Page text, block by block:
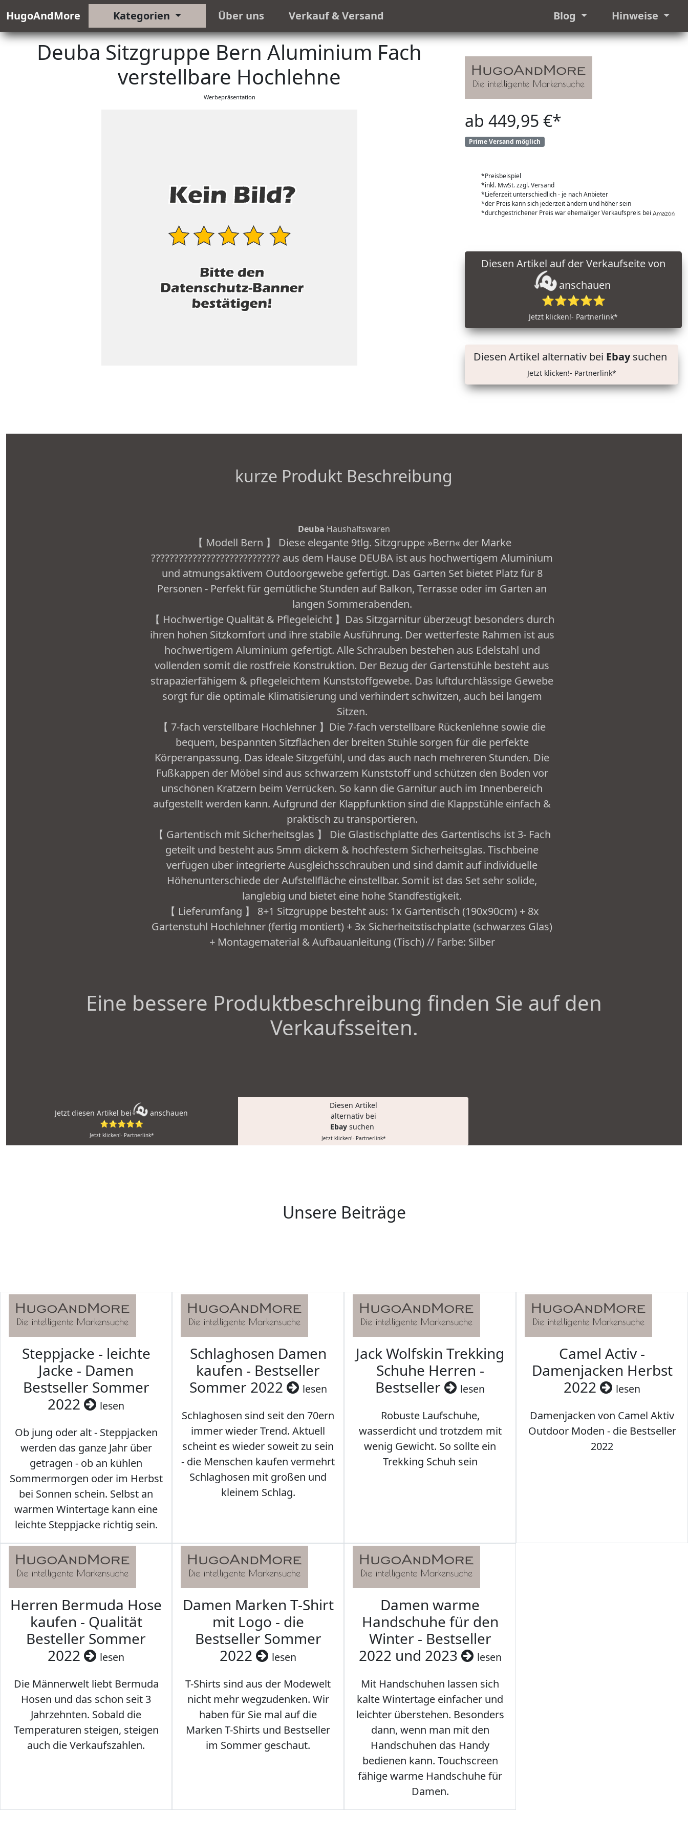
HugoAndMore Kategorien Über uns Verkauf & Versand Blog Hinweise
Deuba Sitzgruppe Bern Aluminium Fach
verstellbare Hochlehne
Werbepräsentation
ab 449,95 €*
Prime Versand möglich
*Preisbeispiel
*inkl. MwSt. zzgl. Versand
*Lieferzeit unterschiedlich - je nach Anbieter
*der Preis kann sich jederzeit ändern und höher sein
*durchgestrichener Preis war ehemaliger Verkaufspreis bei
anschauen
⭐⭐⭐⭐⭐
Jetzt klicken!- Partnerlink*
Diesen Artikel alternativ bei Ebaysuchen
Jetzt klicken!- Partnerlink*
kurze Produkt Beschreibung
Deuba Haushaltswaren
【 Modell Bern 】 Diese elegante 9tlg. Sitzgruppe »Bern« der Marke
???????????????????????????? aus dem Hause DEUBA ist aus hochwertigem Aluminium
und atmungsaktivem Outdoorgewebe gefertigt. Das Garten Set bietet Platz für 8
Personen - Perfekt für gemütliche Stunden auf Balkon, Terrasse oder im Garten an
langen Sommerabenden.
【 Hochwertige Qualität & Pflegeleicht 】Das Sitzgarnitur überzeugt besonders durch
ihren hohen Sitzkomfort und ihre stabile Ausführung. Der wetterfeste Rahmen ist aus
hochwertigem Aluminium gefertigt. Alle Schrauben bestehen aus Edelstahl und
vollenden somit die rostfreie Konstruktion. Der Bezug der Gartenstühle besteht aus
strapazierfähigem & pflegeleichtem Kunststoffgewebe. Das luftdurchlässige Gewebe
sorgt für die optimale Klimatisierung und verhindert schwitzen, auch bei langem
Sitzen.
【 7-fach verstellbare Hochlehner 】Die 7-fach verstellbare Rückenlehne sowie die
bequem, bespannten Sitzflächen der breiten Stühle sorgen für die perfekte
Körperanpassung. Das ideale Sitzgefühl, und das auch nach mehreren Stunden. Die
Fußkappen der Möbel sind aus schwarzem Kunststoff und schützen den Boden vor
unschönen Kratzern beim Verrücken. So kann die Garnitur auch im Innenbereich
aufgestellt werden kann. Aufgrund der Klappfunktion sind die Klappstühle einfach &
praktisch zu transportieren.
【 Gartentisch mit Sicherheitsglas 】 Die Glastischplatte des Gartentischs ist 3- Fach
geteilt und besteht aus 5mm dickem & hochfestem Sicherheitsglas. Tischbeine
verfügen über integrierte Ausgleichsschrauben und sind damit auf individuelle
Höhenunterschiede der Aufstellfläche einstellbar. Somit ist das Set sehr solide,
langlebig und bietet eine hohe Standfestigkeit.
【 Lieferumfang 】 8+1 Sitzgruppe besteht aus: 1x Gartentisch (190x90cm) + 8x
Gartenstuhl Hochlehner (fertig montiert) + 3x Sicherheitstischplatte (schwarzes Glas)
+ Montagematerial & Aufbauanleitung (Tisch) // Farbe: Silber
Eine bessere Produktbeschreibung finden Sie auf den
Verkaufsseiten.
Jetzt diesen Artikel bei
anschauen
⭐⭐⭐⭐⭐
Jetzt klicken!- Partnerlink*
Diesen Artikel
alternativ bei
Ebay suchen
Jetzt klicken!- Partnerlink*
Unsere Beiträge
Steppjacke - leichte
Jacke - Damen
Bestseller Sommer
2022
lesen
Ob jung oder alt - Steppjacken
werden das ganze Jahr über
getragen - ob an kühlen
Sommermorgen oder im Herbst
bei Sonnen schein. Selbst an
warmen Wintertage kann eine
leichte Steppjacke richtig sein.
Schlaghosen Damen
kaufen - Bestseller
Sommer 2022
lesen
Schlaghosen sind seit den 70ern
immer wieder Trend. Aktuell
scheint es wieder soweit zu sein
- die Menschen kaufen vermehrt
Schlaghosen mit großen und
kleinem Schlag.
Jack Wolfskin Trekking
Schuhe Herren -
Bestseller
lesen
Robuste Laufschuhe,
wasserdicht und trotzdem mit
wenig Gewicht. So sollte ein
Trekking Schuh sein
Camel Activ -
Damenjacken Herbst
2022
lesen
Damenjacken von Camel Aktiv
Outdoor Moden - die Bestseller
2022
Herren Bermuda Hose
kaufen - Qualität
Besteller Sommer
2022
lesen
Die Männerwelt liebt Bermuda
Hosen und das schon seit 3
Jahrzehnten. Sobald die
Temperaturen steigen, steigen
auch die Verkaufszahlen.
Damen Marken T-Shirt
mit Logo - die
Bestseller Sommer
2022
lesen
T-Shirts sind aus der Modewelt
nicht mehr wegzudenken. Wir
haben für Sie mal auf die
Marken T-Shirts und Bestseller
im Sommer geschaut.
Damen warme
Handschuhe für den
Winter - Bestseller
2022 und 2023
lesen
Mit Handschuhen lassen sich
kalte Wintertage einfacher und
leichter überstehen. Besonders
dann, wenn man mit den
Handschuhen das Handy
bedienen kann. Touchscreen
fähige warme Handschuhe für
Damen.